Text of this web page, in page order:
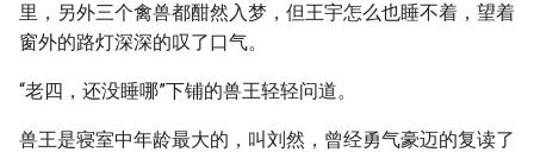
里，另外三个禽兽都酣然入梦，但王宇怎么也睡不着，望着
窗外的路灯深深的叹了口气。
“老四，还没睡哪”下铺的兽王轻轻问道。
兽王是寝室中年龄最大的，叫刘然，曾经勇气豪迈的复读了